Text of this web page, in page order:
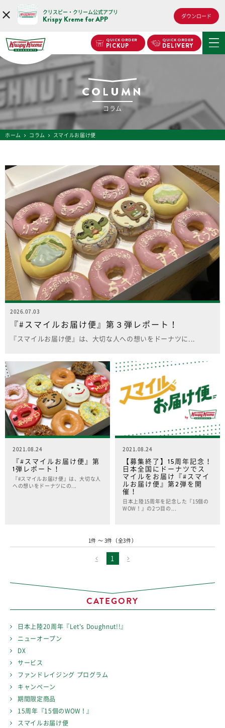
クリスピー・クリーム公式アプリ
Krispy Kreme for APP ダウンロード
QUICK ORDER
PICKUP
QUICK ORDER
DELIVERY
COLUMN
コラム
ホーム コラム スマイルお届け便
2026.07.03
『#スマイルお届け便』第３弾レポート！
『スマイルお届け便』は、大切な人への想いをドーナツに...
2021.08.24
『#スマイルお届け便』第
1弾レポート！
『#スマイルお届け便』は、大切な人
への想いをドーナツにの...
2021.08.24
【募集終了】15周年記念！
日本全国にドーナツでス
マイルをお届け『#スマイ
ルお届け便』第2弾を開
催！
日本上陸15周年を記念した『15個の
WOW！』の2つ目の...
1件 〜 3件（全3件）
1
CATEGORY
日本上陸20周年『Let's Doughnut!!』
ニューオープン
DX
サービス
ファンドレイジング プログラム
キャンペーン
期間限定商品
15周年『15個のWOW！』
スマイルお届け便